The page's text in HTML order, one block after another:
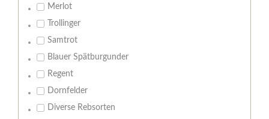
Merlot
Trollinger
Samtrot
Blauer Spätburgunder
Regent
Dornfelder
Diverse Rebsorten